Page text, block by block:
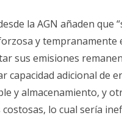
la AGN añaden que
y tempranamente
sus emisiones
capacidad adicional de
y almacenamiento, y
lo cual sería